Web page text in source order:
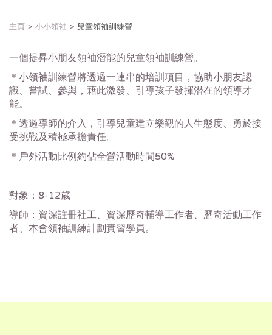
主頁 小小領袖 兒童領袖訓練營
一個提昇小朋友領袖潛能的兒童領袖訓練營。
＊小領袖訓練營將透過一連串的培訓項目，協助小朋友認
識、嘗試、參與，藉此激發、引導孩子發揮潛在的領導才
能。
＊透過導師的介入，引導兒童建立樂觀的人生態度、勇於接
受挑戰及積極承擔責任。
＊戶外活動比例約佔全營活動時間50%
對象：8-12歲
導師：資深註冊社工、資深歷奇輔導工作者、歷奇活動工作
者、本會領袖訓練計劃實習學員。